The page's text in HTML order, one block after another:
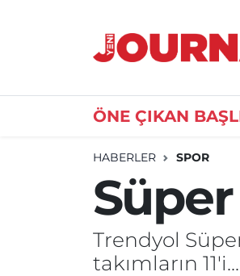
ÖNE ÇIKAN
HABERLER SPOR
Trendyol
takımların 11'i...
GÜNDEM
DÜNYA
ÖZEL HABER
Nöbetçi Eczaneler
Süper Lig Puan Durumu
Son Dakika Haberleri